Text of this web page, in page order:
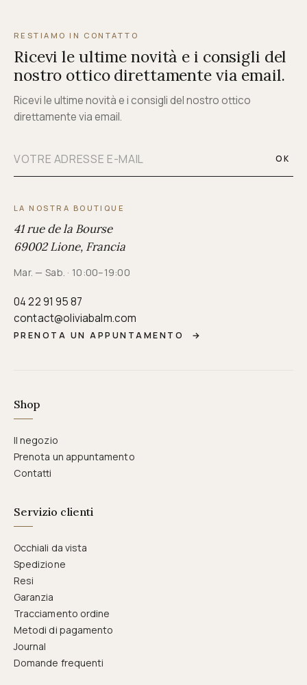
RESTIAMO IN CONTATTO
Ricevi le ultime novità e i consigli del
nostro ottico direttamente via email.
Ricevi le ultime novità e i consigli del nostro ottico
direttamente via email.
OK
LA NOSTRA BOUTIQUE
41 rue de la Bourse
69002 Lione, Francia
Mar. — Sab. · 10:00–19:00
04 22 91 95 87
contact@oliviabalm.com
PRENOTA UN APPUNTAMENTO →
Shop
Il negozio
Prenota un appuntamento
Contatti
Servizio clienti
Occhiali da vista
Spedizione
Resi
Garanzia
Tracciamento ordine
Metodi di pagamento
Journal
Domande frequenti